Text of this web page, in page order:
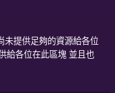
未提供足夠的資源給各位
給各位在此區塊 並且也